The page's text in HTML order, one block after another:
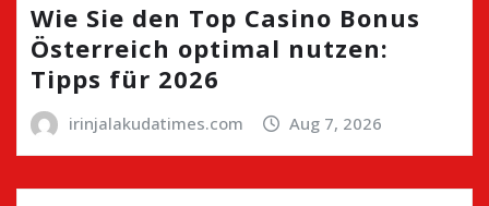
Wie Sie den Top Casino Bonus
Österreich optimal nutzen:
Tipps für 2026
irinjalakudatimes.com Aug 7, 2026